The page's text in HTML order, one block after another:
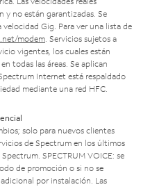
y no están garantizadas. Se
Gig. Para ver una lista de
modem. Servicios sujetos a
vigentes, los cuales están
todas las áreas. Se aplican
Internet está respaldado
mediante una red HFC.
solo para nuevos clientes
de Spectrum en los últimos
SPECTRUM VOICE: se
de promoción o si no se
por instalación. Las